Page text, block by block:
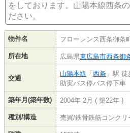
をしております。山陽本線西条
ださい。
物件名 フローレンス西条御条
所在地 広島県東広島市西条御
交通
山陽本線 「西条 」駅 徒
助実バス停バス停下
築年月(築年数) 2004年 2月 ( 築22年 )
種別/構造 売買/鉄骨鉄筋コンクリ